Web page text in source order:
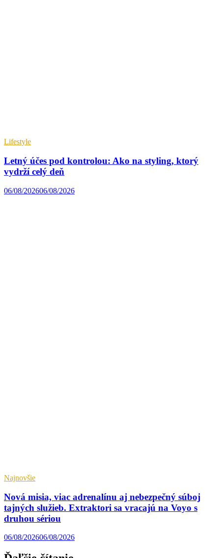
Lifestyle
Letný účes pod kontrolou: Ako na styling, ktorý
vydrží celý deň
06/08/202606/08/2026
Najnovšie
Nová misia, viac adrenalínu aj nebezpečný súboj
tajných služieb. Extraktori sa vracajú na Voyo s
druhou sériou
06/08/202606/08/2026